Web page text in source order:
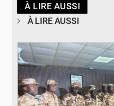
À LIRE AUSSI
À LIRE AUSSI